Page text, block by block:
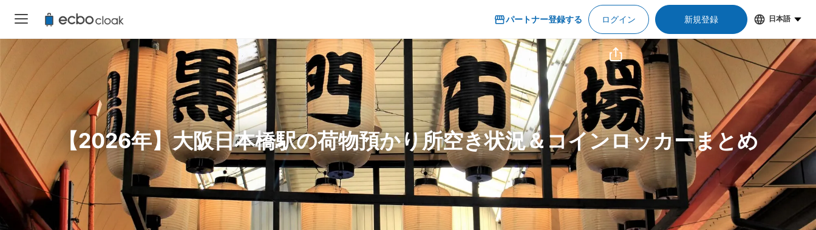
パートナー登録する ログイン 新規登録 日本語
【2026年】大阪日本橋駅の荷物預かり所空き状況＆コインロッカーまとめ